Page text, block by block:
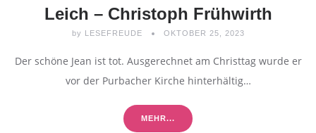
Leich – Christoph Frühwirth
by LESEFREUDE OKTOBER 25, 2023
Der schöne Jean ist tot. Ausgerechnet am Christtag wurde er
vor der Purbacher Kirche hinterhältig…
MEHR...